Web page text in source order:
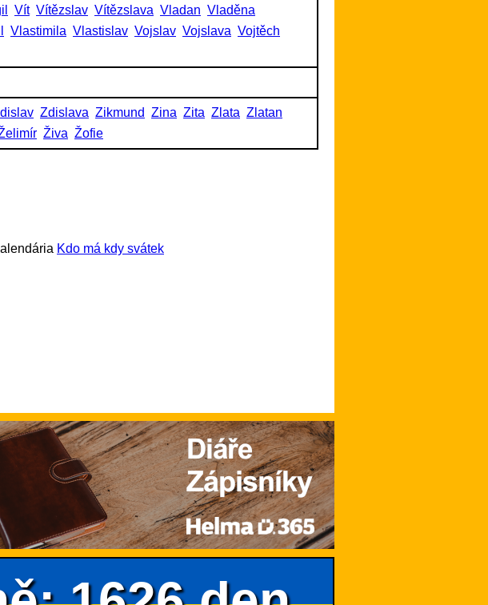
Vít Vítězslav Vítězslava Vladan Vladěna
Vlastimila Vlastislav Vojslav Vojslava Vojtěch
Zdislava Zikmund Zina Zita Zlata Zlatan
Živa Žofie
Kdo má kdy svátek